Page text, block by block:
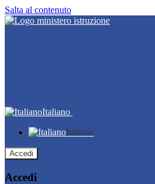
Salta al contenuto
Italiano
Italiano
Accedi
Accedi